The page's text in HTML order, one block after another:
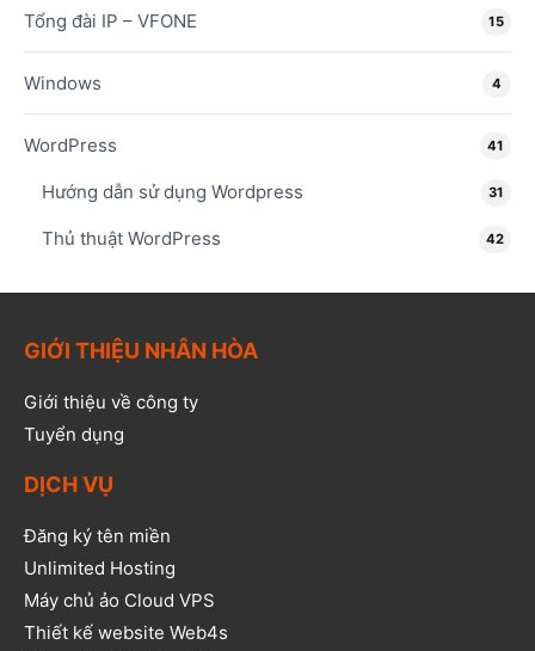
Tổng đài IP – VFONE 15
Windows 4
WordPress 41
Hướng dẫn sử dụng Wordpress 31
Thủ thuật WordPress 42
GIỚI THIỆU NHÂN HÒA
Giới thiệu về công ty
Tuyển dụng
DỊCH VỤ
Đăng ký tên miền
Unlimited Hosting
Máy chủ ảo Cloud VPS
Thiết kế website Web4s